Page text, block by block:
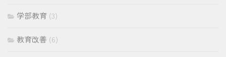
学部教育 (3)
教育改善 (6)